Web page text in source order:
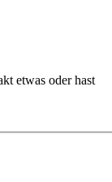
etwas oder hast